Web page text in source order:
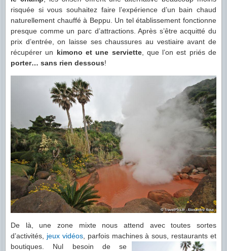
risquée si vous souhaitez faire l’expérience d’un bain chaud
naturellement chauffé à Beppu. Un tel établissement fonctionne
presque comme un parc d’attractions. Après s’être acquitté du
prix d’entrée, on laisse ses chaussures au vestiaire avant de
récupérer un kimono et une serviette, que l’on est priés de
porter… sans rien dessous!
De là, une zone mixte nous attend avec toutes sortes
d’activités, jeux vidéos, parfois machines à sous, restaurants et
boutiques. Nul besoin de se